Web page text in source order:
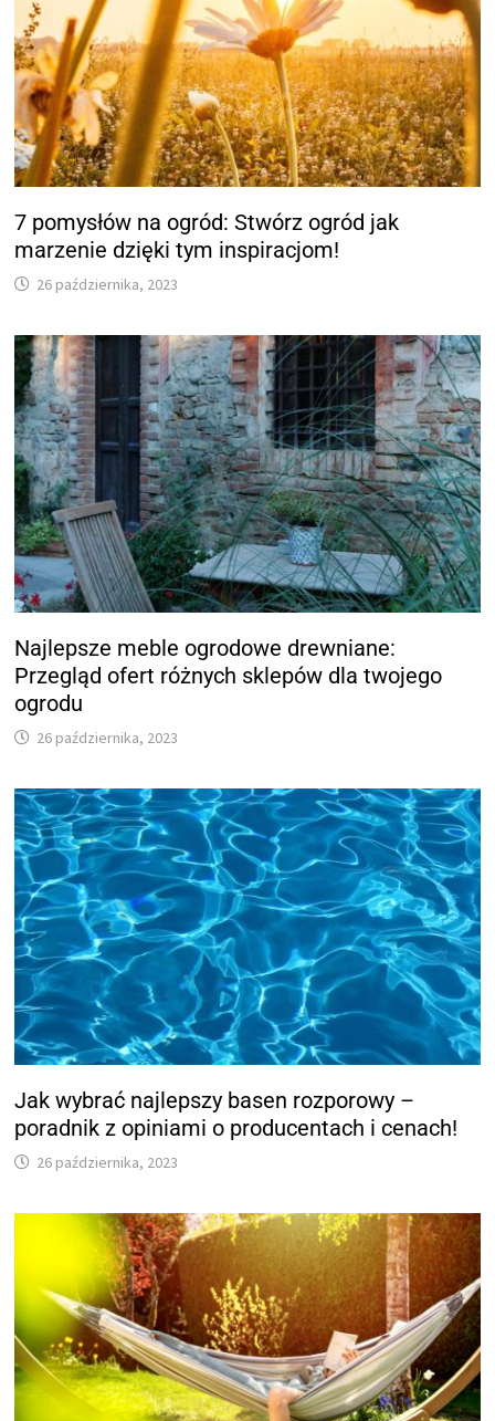
7 pomysłów na ogród: Stwórz ogród jak
marzenie dzięki tym inspiracjom!
26 października, 2023
Najlepsze meble ogrodowe drewniane:
Przegląd ofert różnych sklepów dla twojego
ogrodu
26 października, 2023
Jak wybrać najlepszy basen rozporowy –
poradnik z opiniami o producentach i cenach!
26 października, 2023